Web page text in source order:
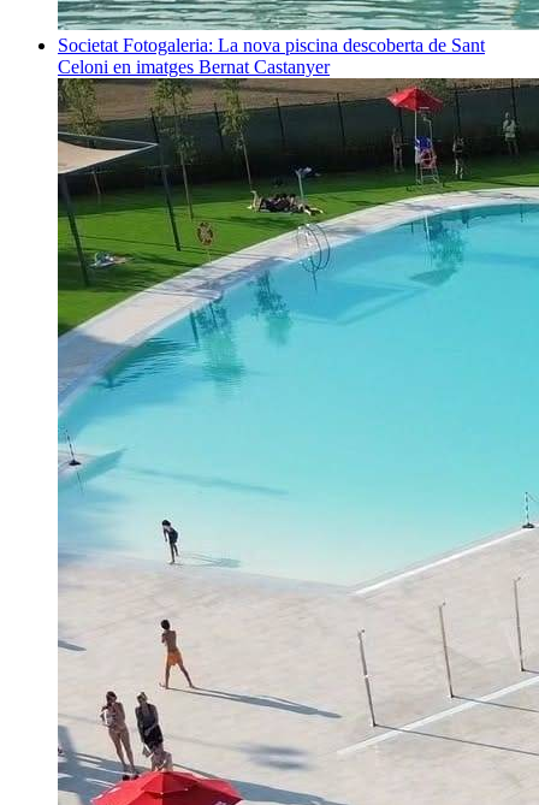
Societat Fotogaleria: La nova piscina descoberta de Sant
Celoni en imatges Bernat Castanyer